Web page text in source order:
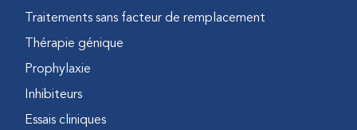
Traitements sans facteur de remplacement
Thérapie génique
Prophylaxie
Inhibiteurs
Essais cliniques